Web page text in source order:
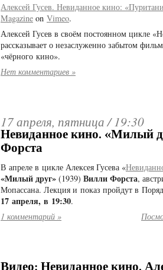
Алексей Гусев. Невиданное кино:
Magazine on Vimeo.
Алексей Гусев в своём постоянном цикле
рассказывает о незаслуженно забытом
«чёрного кино».
Нет комментариев »
17 апреля, пятница /19:30
Невиданное кино. «Милый
Форста
В апреле в цикле Алексея Гусева «
«Милый друг» (1939) Вилли Форста,
Мопассана. Лекция и показ пройдут в
17 апреля, в 19:30.
1 комментарий »
Видео: Невиданное кино.